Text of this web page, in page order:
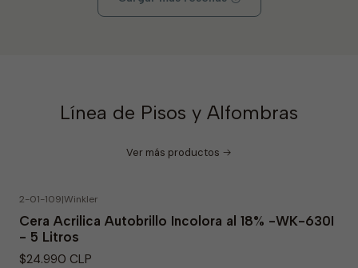
Línea de Pisos y Alfombras
Ver más productos
2-01-109|Winkler
Cera Acrilica Autobrillo Incolora al 18% -WK-630I
- 5 Litros
$24.990 CLP